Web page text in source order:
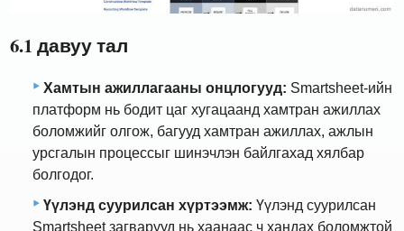
6.1 давуу тал
Хамтын ажиллагааны онцлогууд: Smartsheet-ийн
платформ нь бодит цаг хугацаанд хамтран ажиллах
боломжийг олгож, багууд хамтран ажиллах, ажлын
урсгалын процессыг шинэчлэн байлгахад хялбар
болгодог.
Үүлэнд суурилсан хүртээмж: Үүлэнд суурилсан
Smartsheet загварууд нь хаанаас ч хандах боломжтой